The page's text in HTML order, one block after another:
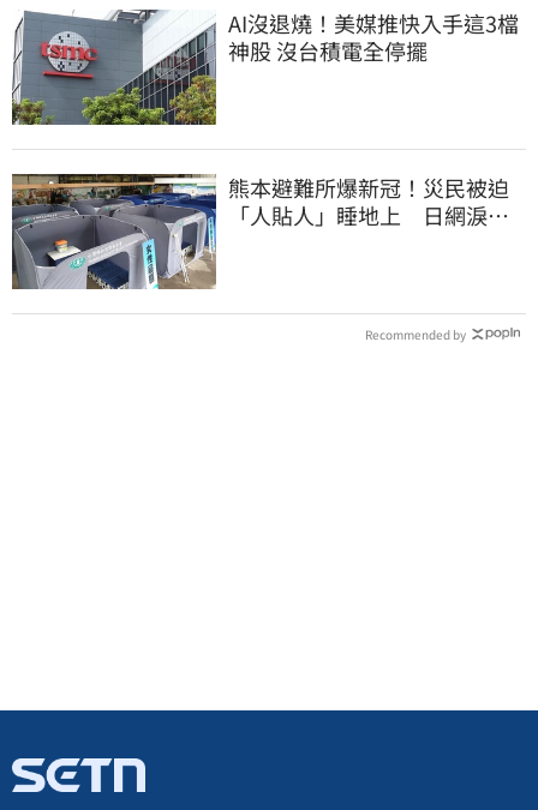
AI沒退燒！美媒推快入手這3檔
神股 沒台積電全停擺
熊本避難所爆新冠！災民被迫
「人貼人」睡地上 日網淚推
Recommended by